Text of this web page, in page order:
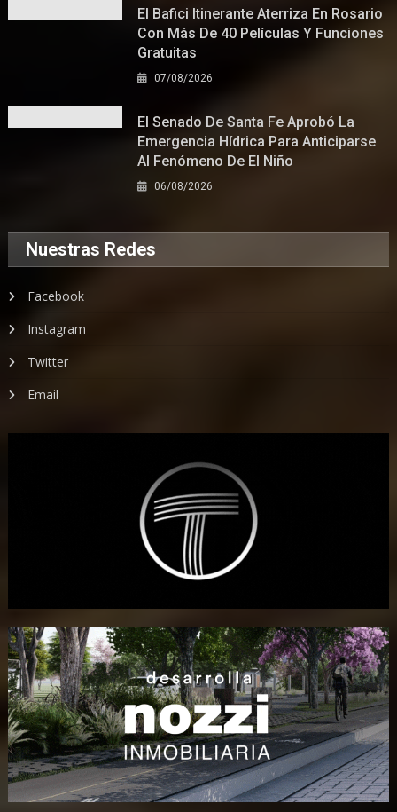
El Bafici Itinerante Aterriza En Rosario
Con Más De 40 Películas Y Funciones
Gratuitas
07/08/2026
El Senado De Santa Fe Aprobó La
Emergencia Hídrica Para Anticiparse
Al Fenómeno De El Niño
06/08/2026
Nuestras Redes
Facebook
Instagram
Twitter
Email